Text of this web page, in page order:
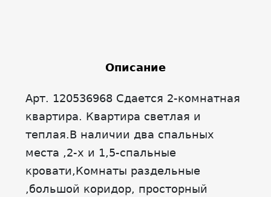
Описание
Арт. 120536968 Сдается 2-комнатная
квартира. Квартира светлая и
теплая.В наличии два спальных
места ,2-х и 1,5-спальные
кровати,Комнаты раздельные
,большой коридор, просторный